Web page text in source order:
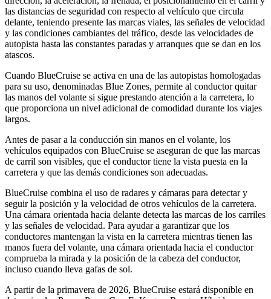
las distancias de seguridad con respecto al vehículo que circula
delante, teniendo presente las marcas viales, las señales de velocidad
y las condiciones cambiantes del tráfico, desde las velocidades de
autopista hasta las constantes paradas y arranques que se dan en los
atascos.
Cuando BlueCruise se activa en una de las autopistas homologadas
para su uso, denominadas Blue Zones, permite al conductor quitar
las manos del volante si sigue prestando atención a la carretera, lo
que proporciona un nivel adicional de comodidad durante los viajes
largos.
Antes de pasar a la conducción sin manos en el volante, los
vehículos equipados con BlueCruise se aseguran de que las marcas
de carril son visibles, que el conductor tiene la vista puesta en la
carretera y que las demás condiciones son adecuadas.
BlueCruise combina el uso de radares y cámaras para detectar y
seguir la posición y la velocidad de otros vehículos de la carretera.
Una cámara orientada hacia delante detecta las marcas de los carriles
y las señales de velocidad. Para ayudar a garantizar que los
conductores mantengan la vista en la carretera mientras tienen las
manos fuera del volante, una cámara orientada hacia el conductor
comprueba la mirada y la posición de la cabeza del conductor,
incluso cuando lleva gafas de sol.
A partir de la primavera de 2026, BlueCruise estará disponible en